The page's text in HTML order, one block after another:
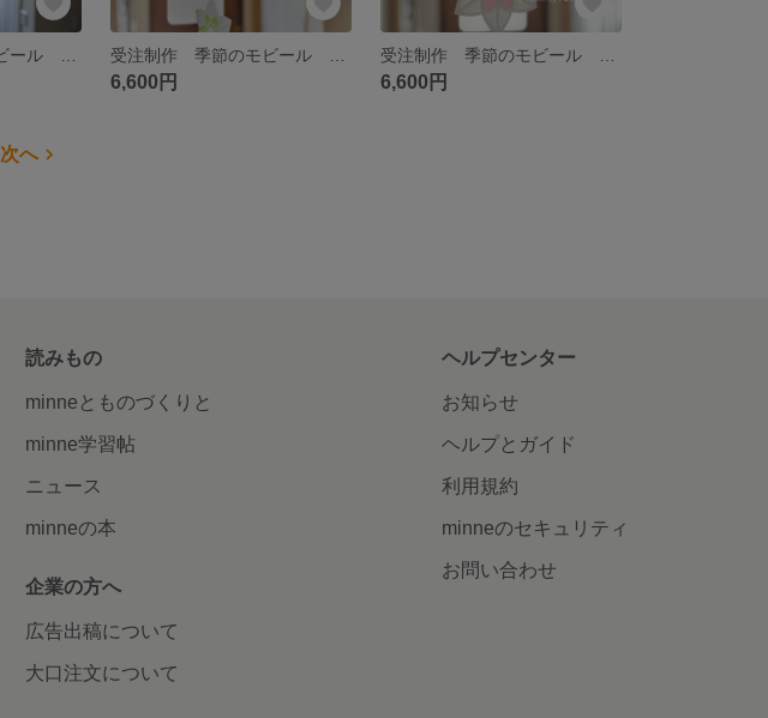
6,600円 6,600円
次へ
読みもの
minneとものづくりと
minne学習帖
ニュース
minneの本
企業の方へ
広告出稿について
大口注文について
ヘルプセンター
お知らせ
ヘルプとガイド
利用規約
minneのセキュリティ
お問い合わせ